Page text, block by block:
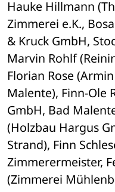
Hauke Hillmann
Zimmerei e.K.,
& Kruck GmbH,
Marvin Rohlf
Florian Rose
Malente), Finn-Ole
GmbH, Bad
(Holzbau Hargus
Strand), Finn
Zimmerermeister,
(Zimmerei